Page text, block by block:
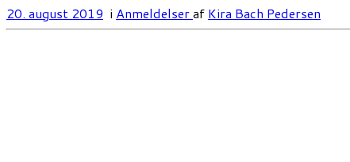
20. august 2019 i Anmeldelseraf Kira Bach Pedersen